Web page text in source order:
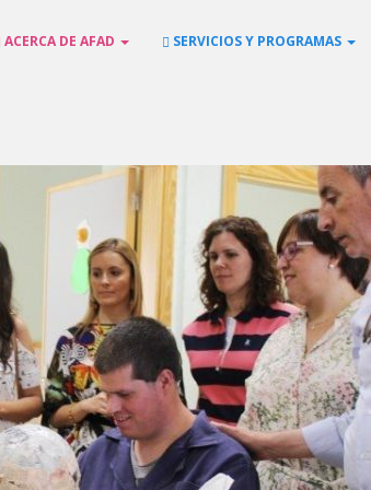
ACERCA DE AFAD SERVICIOS Y PROGRAMAS